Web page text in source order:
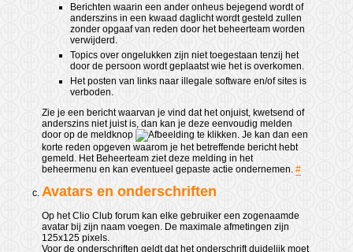
Berichten waarin een ander onheus bejegend wordt of
anderszins in een kwaad daglicht wordt gesteld zullen
zonder opgaaf van reden door het beheerteam worden
verwijderd.
Topics over ongelukken zijn niet toegestaan tenzij het
door de persoon wordt geplaatst wie het is overkomen.
Het posten van links naar illegale software en/of sites is
verboden.
Zie je een bericht waarvan je vind dat het onjuist, kwetsend of
anderszins niet juist is, dan kan je deze eenvoudig melden
door op de meldknop
te klikken. Je kan dan een
korte reden opgeven waarom je het betreffende bericht hebt
gemeld. Het Beheerteam ziet deze melding in het
beheermenu en kan eventueel gepaste actie ondernemen. #
Avatars en onderschriften
Op het Clio Club forum kan elke gebruiker een zogenaamde
avatar bij zijn naam voegen. De maximale afmetingen zijn
125x125 pixels.
Voor de onderschriften geldt dat het onderschrift duidelijk moet